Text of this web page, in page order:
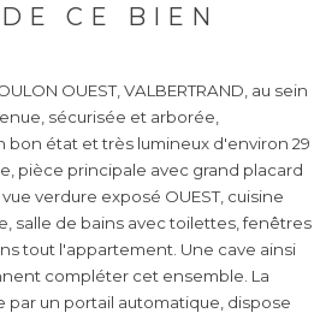
CE BIEN
OUEST, VALBERTRAND, au sein
sécurisée et arborée,
bon état et très lumineux d'environ 29
pièce principale avec grand placard
verdure exposé OUEST, cuisine
salle de bains avec toilettes, fenêtres
tout l'appartement. Une cave ainsi
compléter cet ensemble. La
un portail automatique, dispose